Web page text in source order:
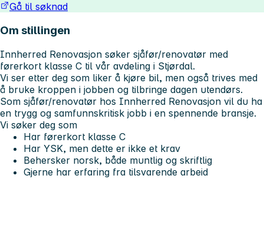
Gå til søknad
Om stillingen
Innherred Renovasjon søker sjåfør/renovatør med
førerkort klasse C til vår avdeling i Stjørdal.
Vi ser etter deg som liker å kjøre bil, men også trives med
å bruke kroppen i jobben og tilbringe dagen utendørs.
Som sjåfør/renovatør hos Innherred Renovasjon vil du ha
en trygg og samfunnskritisk jobb i en spennende bransje.
Vi søker deg som
Har førerkort klasse C
Har YSK, men dette er ikke et krav
Behersker norsk, både muntlig og skriftlig
Gjerne har erfaring fra tilsvarende arbeid